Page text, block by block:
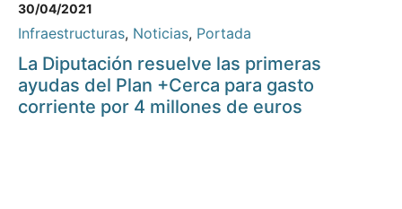
30/04/2021
Infraestructuras, Noticias, Portada
La Diputación resuelve las primeras
ayudas del Plan +Cerca para gasto
corriente por 4 millones de euros